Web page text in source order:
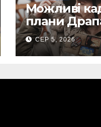
Можливі
плани
Маркусу
пророкують
важливу
СЕР 5, 2026